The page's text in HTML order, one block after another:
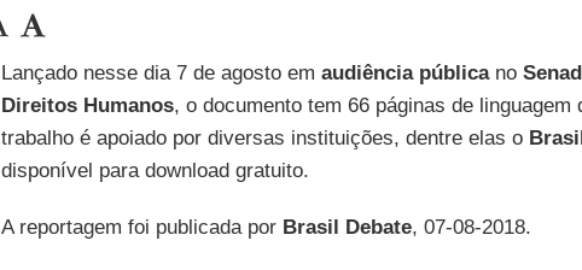
Lançado nesse dia 7 de agosto em audiência públicano
Direitos Humanos, o documento tem 66 páginas de
trabalho é apoiado por diversas instituições, dentre elas o
disponível para download gratuito.
A reportagem foi publicada por Brasil Debate, 07-08-2018.